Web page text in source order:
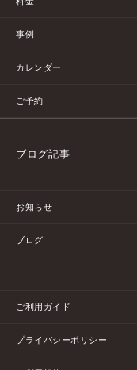
事例
カレンダー
ご予約
ブログ記事
お知らせ
ブログ
ご利用ガイド
プライバシーポリシー